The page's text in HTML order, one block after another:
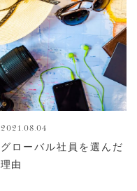
2021.08.04
グローバル社員を選んだ
理由